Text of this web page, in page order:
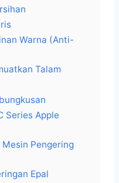
Warna (Anti-
Talam
Series Apple
Pengering
Epal